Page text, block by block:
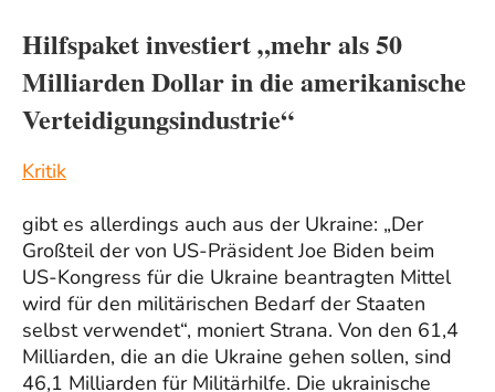
Hilfspaket investiert „mehr als 50
Milliarden Dollar in die amerikanische
Verteidigungsindustrie“
Kritik
gibt es allerdings auch aus der Ukraine: „Der
Großteil der von US-Präsident Joe Biden beim
US-Kongress für die Ukraine beantragten Mittel
wird für den militärischen Bedarf der Staaten
selbst verwendet“, moniert Strana. Von den 61,4
Milliarden, die an die Ukraine gehen sollen, sind
46,1 Milliarden für Militärhilfe. Die ukrainische